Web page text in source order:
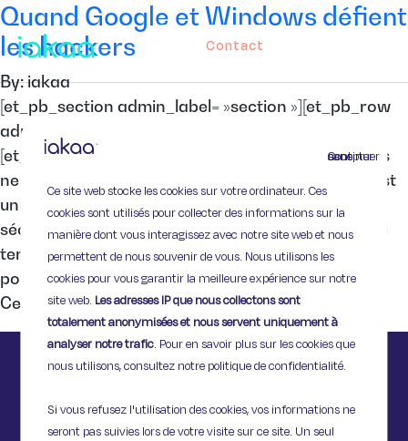
Continuer sans accepter
Ce site web stocke les cookies sur votre ordinateur. Ces
cookies sont utilisés pour collecter des informations sur la
manière dont vous interagissez avec notre site web et nous
permettent de nous souvenir de vous. Nous utilisons les
cookies pour vous garantir la meilleure expérience sur notre
site web. Les adresses IP que nous collectons sont
totalement anonymisées et nous servent uniquement à
analyser notre trafic. Pour en savoir plus sur les cookies que
nous utilisons, consultez notre politique de confidentialité.
Si vous refusez l'utilisation des cookies, vos informations ne
seront pas suivies lors de votre visite sur ce site. Un seul
Contact
Quand Google et Windows défient
les hackers
By: iakaa
[et_pb_section admin_label= »section »][et_pb_row
admin_label= »row »][et_pb_column type= »4_4″]
[et_pb_text admin_label= »Texte »] Tous les hackers
ne sont pas des pirates, loin s’en faut. Un hacker est
un expert de l’informatique, un spécialiste de la
sécurité, un maestro de l’exploitation des failles qui
tente de percer tous les petits secrets d’un logiciel
pour en trouver les faiblesses ou les anomalies.
Certes, certains le […]